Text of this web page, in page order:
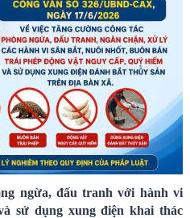
ngừa, đấu tranh với hành vi
sử dụng xung điện khai thác